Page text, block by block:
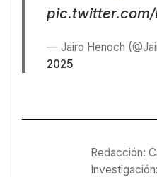
pic.twitter.com/
— Jairo Henoch
2025
Redacción: